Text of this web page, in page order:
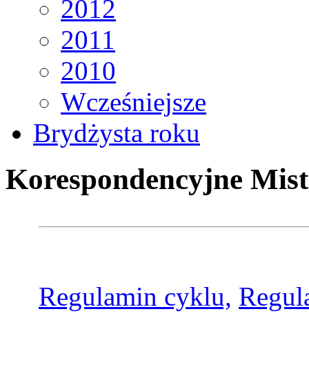
2012
2011
2010
Wcześniejsze
Brydżysta roku
Korespondencyjne
Regulamin cyklu,